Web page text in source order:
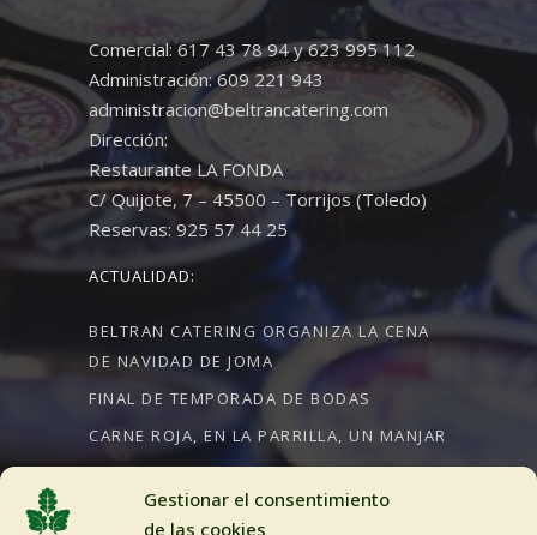
Gestionar el consentimiento
de las cookies
Comercial: 617 43 78 94 y 623 995 112
Administración: 609 221 943
administracion@beltrancatering.com
Dirección:
Restaurante LA FONDA
C/ Quijote, 7 – 45500 – Torrijos (Toledo)
Reservas: 925 57 44 25
ACTUALIDAD:
BELTRAN CATERING ORGANIZA LA CENA
DE NAVIDAD DE JOMA
FINAL DE TEMPORADA DE BODAS
CARNE ROJA, EN LA PARRILLA, UN MANJAR